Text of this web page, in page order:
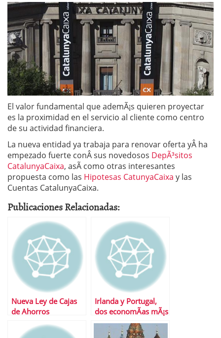
El valor fundamental que ademÃ¡s quieren proyectar
es la proximidad en el servicio al cliente como centro
de su actividad financiera.
La nueva entidad ya trabaja para renovar oferta yÂ ha
empezado fuerte conÂ sus novedosos DepÃ³sitos
CatalunyaCaixa, asÃ­ como otras interesantes
propuesta como las Hipotesas CatunyaCaixa y las
Cuentas CatalunyaCaixa.
Publicaciones Relacionadas:
Nueva Ley de Cajas
de Ahorros
Irlanda y Portugal,
dos economÃ­as mÃ¡s
arriesgadas que
nunca